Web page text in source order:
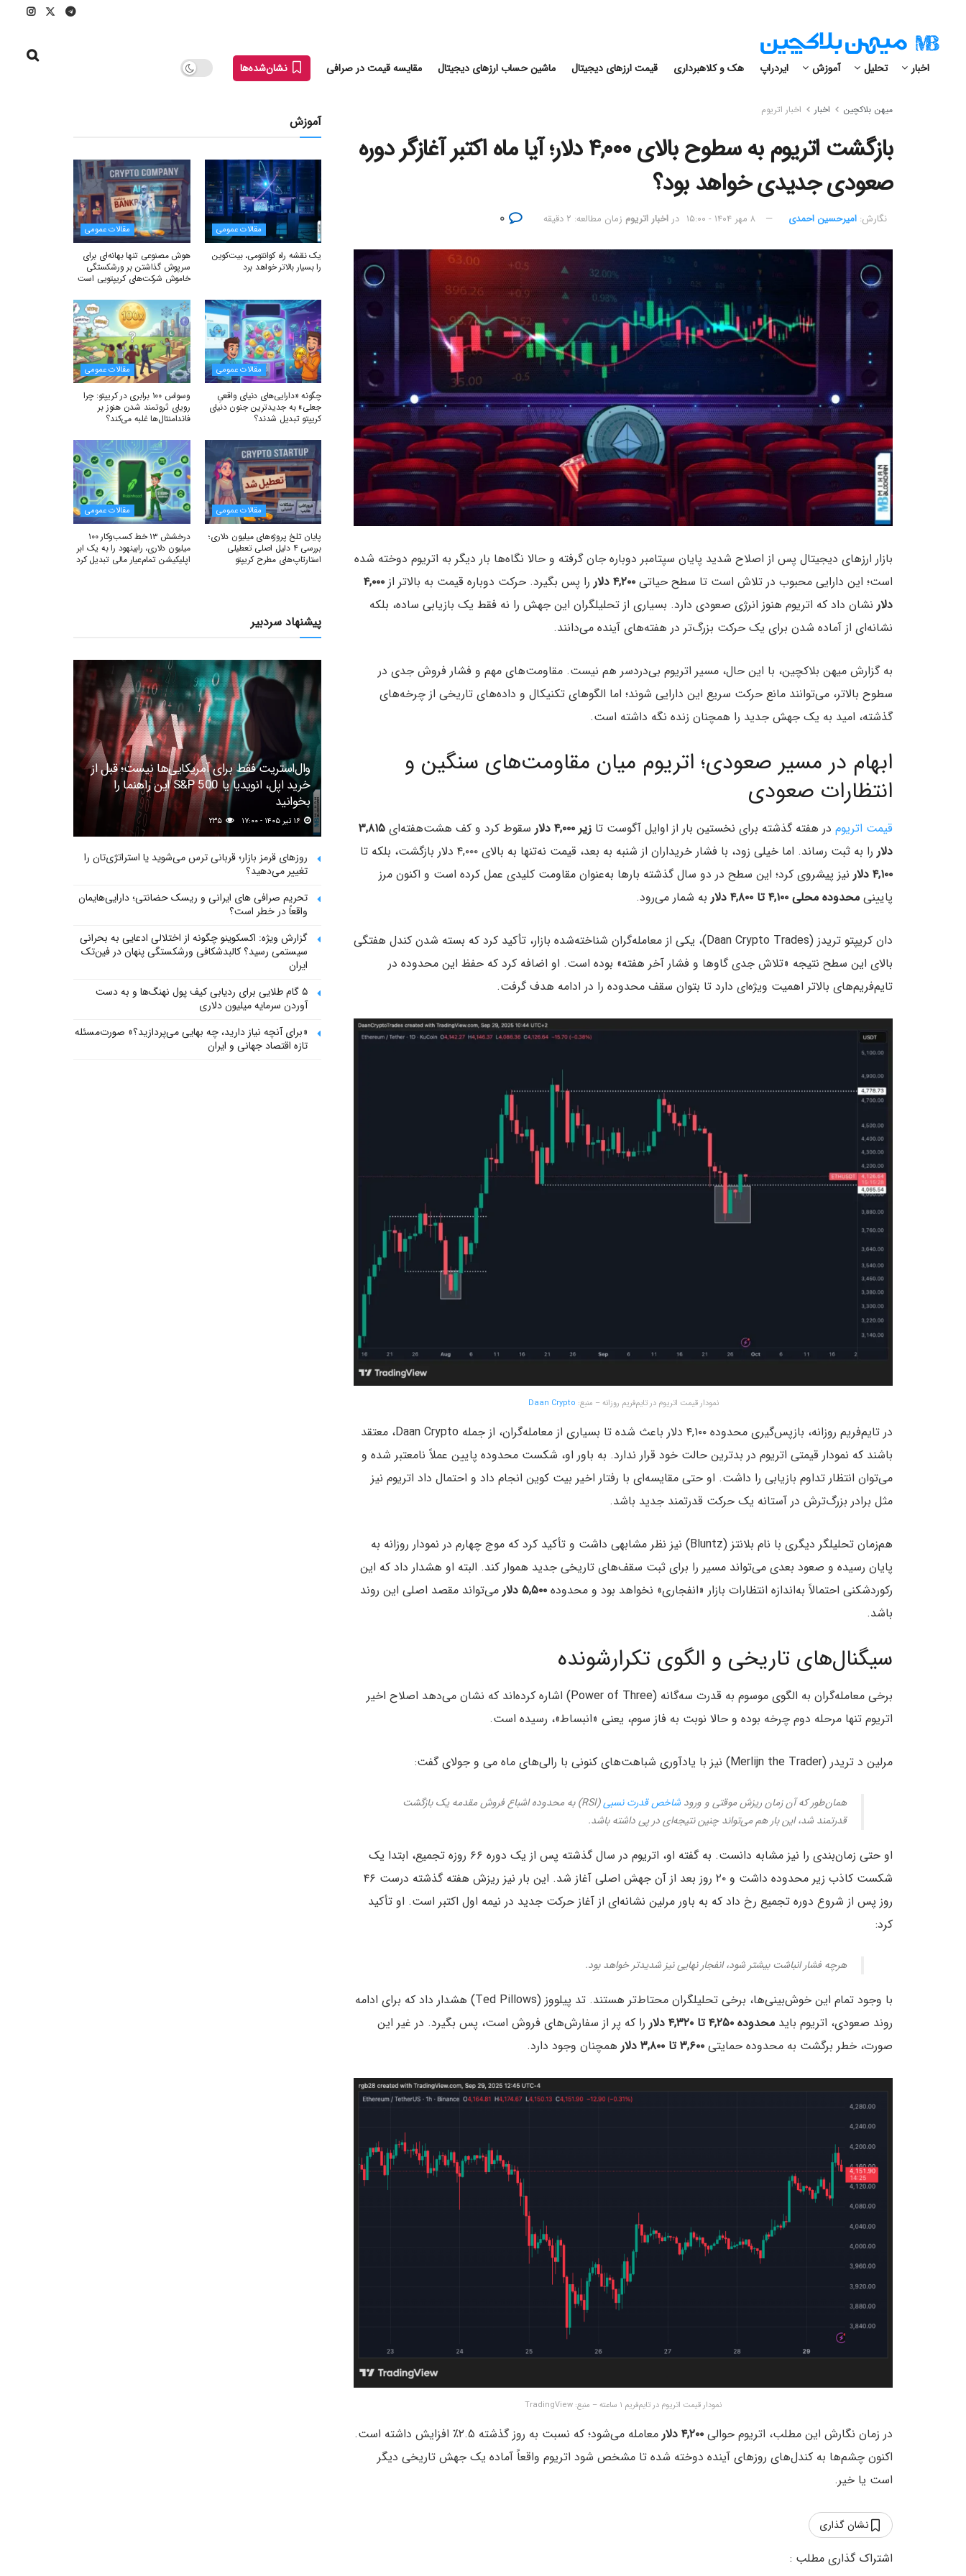
اخبار تحلیل آموزش ایردراپ هک و کلاهبرداری قیمت ارزهای دیجیتال ماشین حساب ارزهای دیجیتال مقایسه قیمت در صرافی نشان‌شده‌ها
میهن بلاکچین اخبار اخبار اتریوم
بازگشت اتریوم به سطوح بالای ۴,۰۰۰ دلار؛ آیا ماه اکتبر آغازگر دوره
صعودی جدیدی خواهد بود؟
نگارش:‌ امیرحسین احمدی ۸ مهر ۱۴۰۴ - ۱۵:۰۰ در اخبار اتریوم زمان مطالعه: ۲ دقیقه
بازار ارزهای دیجیتال پس از اصلاح شدید پایان سپتامبر دوباره جان گرفته و حالا نگاه‌ها بار دیگر به اتریوم دوخته شده
است؛ این دارایی محبوب در تلاش است تا سطح حیاتی ۴,۲۰۰ دلار را پس بگیرد. حرکت دوباره قیمت به بالاتر از ۴,۰۰۰
دلار نشان داد که اتریوم هنوز انرژی صعودی دارد. بسیاری از تحلیلگران این جهش را نه فقط یک بازیابی ساده، بلکه
نشانه‌ای از آماده شدن برای یک حرکت بزرگ‌تر در هفته‌های آینده می‌دانند.
به گزارش میهن بلاکچین، با این حال، مسیر اتریوم بی‌دردسر هم نیست. مقاومت‌های مهم و فشار فروش جدی در
سطوح بالاتر، می‌توانند مانع حرکت سریع این دارایی شوند؛ اما الگوهای تکنیکال و داده‌های تاریخی از چرخه‌های
گذشته، امید به یک جهش جدید را همچنان زنده نگه داشته است.
ابهام در مسیر صعودی؛ اتریوم میان مقاومت‌های سنگین و
انتظارات صعودی
قیمت اتریوم در هفته گذشته برای نخستین بار از اوایل آگوست تا زیر ۴,۰۰۰ دلار سقوط کرد و کف هشت‌هفته‌ای ۳,۸۱۵
دلار را به ثبت رساند. اما خیلی زود، با فشار خریداران از شنبه به بعد، قیمت نه‌تنها به بالای ۴,۰۰۰ دلار بازگشت، بلکه تا
۴,۱۰۰ دلار
نیز پیشروی کرد؛ این سطح در دو سال گذشته بارها به‌عنوان مقاومت کلیدی عمل کرده است و اکنون مرز
پایینی محدوده محلی ۴,۱۰۰ تا ۴,۸۰۰ دلار به‌ شمار می‌رود.
دان کریپتو تریدز (Daan Crypto Trades)، یکی از معامله‌گران شناخته‌شده بازار، تأکید کرد که بسته شدن کندل هفتگی
بالای این سطح نتیجه «تلاش جدی گاوها و فشار آخر هفته» بوده است. او اضافه کرد که حفظ این محدوده در
تایم‌فریم‌های بالاتر اهمیت ویژه‌ای دارد تا بتوان سقف محدوده را در ادامه هدف گرفت.
نمودار قیمت اتریوم در تایم‌فریم روزانه – منبع: Daan Crypto
در تایم‌فریم روزانه، بازپس‌گیری محدوده ۴,۱۰۰ دلار باعث شده تا بسیاری از معامله‌گران، از جمله Daan Crypto، معتقد
باشند که نمودار قیمتی اتریوم در بدترین حالت خود قرار ندارد. به باور او، شکست محدوده پایین عملاً نامعتبر شده و
می‌توان انتظار تداوم بازیابی را داشت. او حتی مقایسه‌ای با رفتار اخیر بیت کوین انجام داد و احتمال داد اتریوم نیز
مثل برادر بزرگ‌ترش در آستانه یک حرکت قدرتمند جدید باشد.
هم‌زمان تحلیلگر دیگری با نام بلانتز (Bluntz) نیز نظر مشابهی داشت و تأکید کرد که موج چهارم در نمودار روزانه به
پایان رسیده و صعود بعدی می‌تواند مسیر را برای ثبت سقف‌های تاریخی جدید هموار کند. البته او هشدار داد که این
رکوردشکنی احتمالاً به‌اندازه انتظارات بازار «انفجاری» نخواهد بود و محدوده ۵,۵۰۰ دلار
می‌تواند مقصد اصلی این روند
باشد.
سیگنال‌های تاریخی و الگوی تکرارشونده
برخی معامله‌گران به الگوی موسوم به قدرت سه‌گانه (Power of Three) اشاره کرده‌اند که نشان می‌دهد اصلاح اخیر
اتریوم تنها مرحله دوم چرخه بوده و حالا نوبت به فاز سوم، یعنی «انبساط»، رسیده است.
مرلین د تریدر (Merlijn the Trader) نیز با یادآوری شباهت‌های کنونی با رالی‌های ماه می و جولای گفت:
همان‌طور که آن زمان ریزش موقتی و ورود شاخص قدرت نسبی
(RSI) به محدوده اشباع فروش مقدمه یک بازگشت
قدرتمند شد، این بار هم می‌تواند چنین نتیجه‌ای در پی داشته باشد.
او حتی زمان‌بندی را نیز مشابه دانست. به گفته او، اتریوم در سال گذشته پس از یک دوره ۶۶ روزه تجمیع، ابتدا یک
شکست کاذب زیر محدوده داشت و ۲۰ روز بعد از آن جهش اصلی آغاز شد. این بار نیز ریزش هفته گذشته درست ۴۶
روز پس از شروع دوره تجمیع رخ داد که به باور مرلین نشانه‌ای از آغاز حرکت جدید در نیمه اول اکتبر است. او تأکید
کرد:
هرچه فشار انباشت بیشتر شود، انفجار نهایی نیز شدیدتر خواهد بود.
با وجود تمام این خوش‌بینی‌ها، برخی تحلیلگران محتاط‌تر هستند. تد پیلووز (Ted Pillows) هشدار داد که برای ادامه
روند صعودی، اتریوم باید محدوده ۴,۲۵۰ تا ۴,۳۲۰ دلار
را که پر از سفارش‌های فروش است، پس بگیرد. در غیر این
صورت، خطر برگشت به محدوده حمایتی ۳,۶۰۰ تا ۳,۸۰۰ دلار همچنان وجود دارد.
نمودار قیمت اتریوم در تایم‌فریم ۱ ساعته – منبع: TradingView
در زمان نگارش این مطلب، اتریوم حوالی ۴,۲۰۰ دلار
معامله می‌شود؛ که نسبت به روز گذشته ۲.۵٪ افزایش داشته است.
اکنون چشم‌ها به کندل‌های روزهای آینده دوخته شده تا مشخص شود اتریوم واقعاً آماده یک جهش تاریخی دیگر
است یا خیر.
نشان گذاری
آموزش
مقالات عمومی
یک نقشه راه کوانتومی، بیت‌کوین
را بسیار بالاتر خواهد برد
مقالات عمومی
هوش مصنوعی تنها بهانه‌ای برای
سرپوش گذاشتن بر ورشکستگی
خاموش شرکت‌های کریپتویی است
مقالات عمومی
چگونه «دارایی‌های دنیای واقعیِ
جعلی» به جدیدترین جنون دنیای
کریپتو تبدیل شدند؟
مقالات عمومی
وسواس ۱۰۰ برابری در کریپتو: چرا
رویای ثروتمند شدن هنوز بر
فاندامنتال‌ها غلبه می‌کند؟
مقالات عمومی
پایان تلخ پروژه‌های میلیون دلاری؛
بررسی ۴ دلیل اصلی تعطیلی
استارتاپ‌های مطرح کریپتو
مقالات عمومی
درخشش ۱۳ خط کسب‌وکار ۱۰۰
میلیون دلاری، رابینهود را به یک ابر
اپلیکیشن تمام‌عیار مالی تبدیل کرد
پیشنهاد سردبیر
وال‌استریت فقط برای آمریکایی‌ها نیست؛ قبل از
خرید اپل، انویدیا یا S&P 500 این راهنما را
بخوانید
روزهای قرمز بازار؛ قربانی ترس می‌شوید یا استراتژی‌تان را
تغییر می‌دهید؟
تحریم صرافی های ایرانی و ریسک حضانتی؛ دارایی‌هایمان
واقعاً در خطر است؟
گزارش ویژه: اکسکوینو چگونه از اختلالی ادعایی به بحرانی
سیستمی رسید؟ کالبدشکافی ورشکستگی پنهان در فین‌تک
ایران
۵ گام طلایی برای ردیابی کیف پول‌ نهنگ‌ها و به دست
آوردن سرمایه میلیون دلاری
«برای آنچه نیاز دارید، چه بهایی می‌پردازید؟» صورت‌مسئله
تازه اقتصاد جهانی و ایران